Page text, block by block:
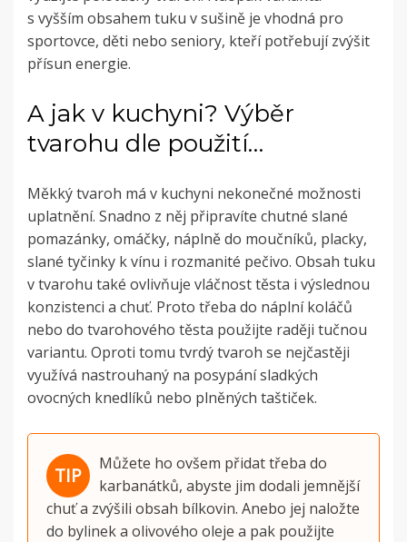
s vyšším obsahem tuku v sušině je vhodná pro
sportovce, děti nebo seniory, kteří potřebují zvýšit
přísun energie.
A jak v kuchyni? Výběr
tvarohu dle použití…
Měkký tvaroh má v kuchyni nekonečné možnosti
uplatnění. Snadno z něj připravíte chutné slané
pomazánky, omáčky, náplně do moučníků, placky,
slané tyčinky k vínu i rozmanité pečivo. Obsah tuku
v tvarohu také ovlivňuje vláčnost těsta i výslednou
konzistenci a chuť. Proto třeba do náplní koláčů
nebo do tvarohového těsta použijte raději tučnou
variantu. Oproti tomu tvrdý tvaroh se nejčastěji
využívá nastrouhaný na posypání sladkých
ovocných knedlíků nebo plněných taštiček.
Můžete ho ovšem přidat třeba do
karbanátků, abyste jim dodali jemnější
chuť a zvýšili obsah bílkovin. Anebo jej naložte
do bylinek a olivového oleje a pak použijte